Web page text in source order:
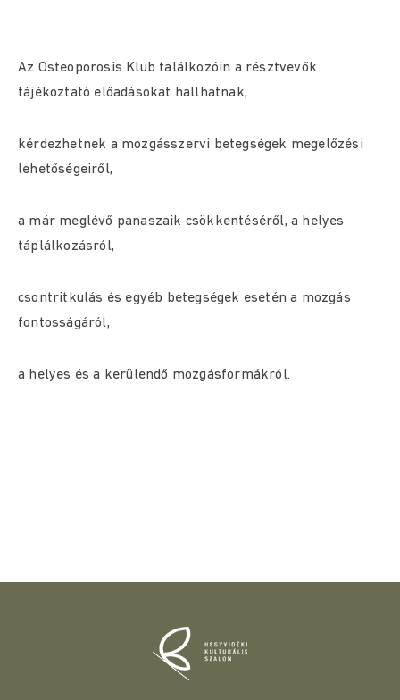
Az Osteoporosis Klub találkozóin a résztvevők
tájékoztató előadásokat hallhatnak,
kérdezhetnek a mozgásszervi betegségek megelőzési
lehetőségeiről,
a már meglévő panaszaik csökkentéséről, a helyes
táplálkozásról,
csontritkulás és egyéb betegségek esetén a mozgás
fontosságáról,
a helyes és a kerülendő mozgásformákról.